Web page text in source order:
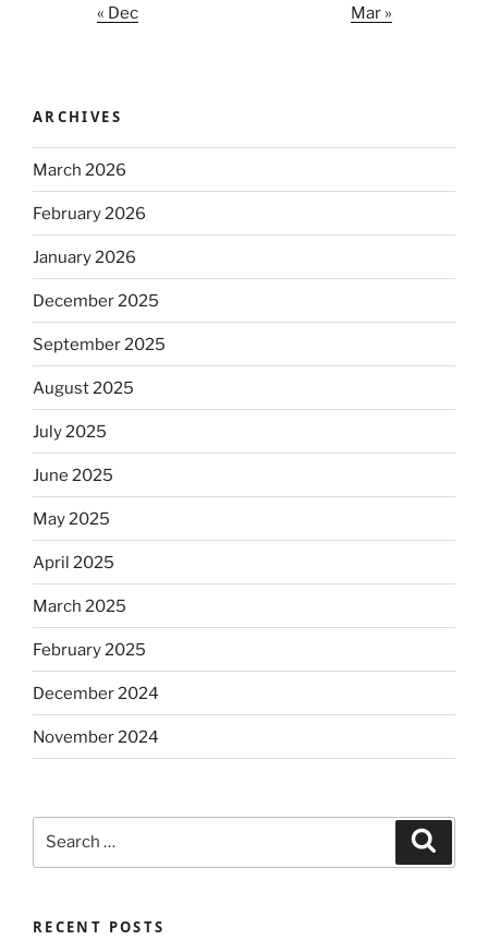
« Dec Mar »
ARCHIVES
March 2026
February 2026
January 2026
December 2025
September 2025
August 2025
July 2025
June 2025
May 2025
April 2025
March 2025
February 2025
December 2024
November 2024
RECENT POSTS